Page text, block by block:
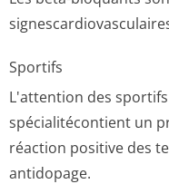
Sportifs
L'attention des
spécialitécontient un
réaction positive des
antidopage.